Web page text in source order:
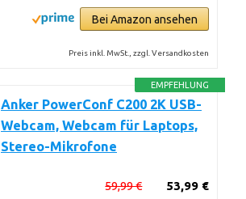
Bei Amazon ansehen
Preis inkl. MwSt., zzgl. Versandkosten
EMPFEHLUNG
Anker PowerConf C200 2K USB-
Webcam, Webcam für Laptops,
Stereo-Mikrofone
53,99 €
59,99 €